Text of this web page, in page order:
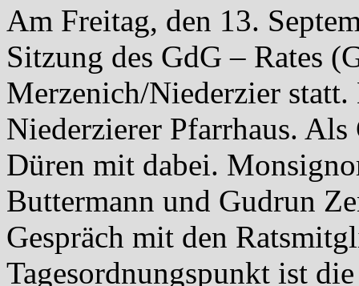
Am Freitag, den 13.
Sitzung des GdG – Rates
Merzenich/Niederzier
Niederzierer Pfarrhaus. Als
Düren mit dabei.
Buttermann und Gudrun
Gespräch mit den
Tagesordnungspunkt ist